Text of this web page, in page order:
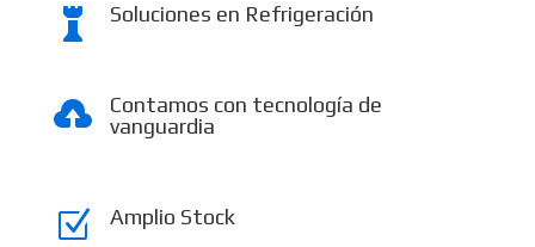
 Soluciones en Refrigeración

Contamos con tecnología de
vanguardia
Z Amplio Stock